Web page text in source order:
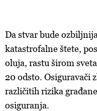
Da stvar bude
katastrofalne štete,
oluja, rastu širom
20 odsto. Osiguravači
različitih rizika
osiguranja.